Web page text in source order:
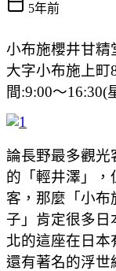
5年前
小布施櫻井甘精
大字小布施上町
間:9:00～
論長野最多觀光
的「輕井澤」，
客，那麼「小布
子」肯定很多日
北的這座在日本
還有著名的浮世